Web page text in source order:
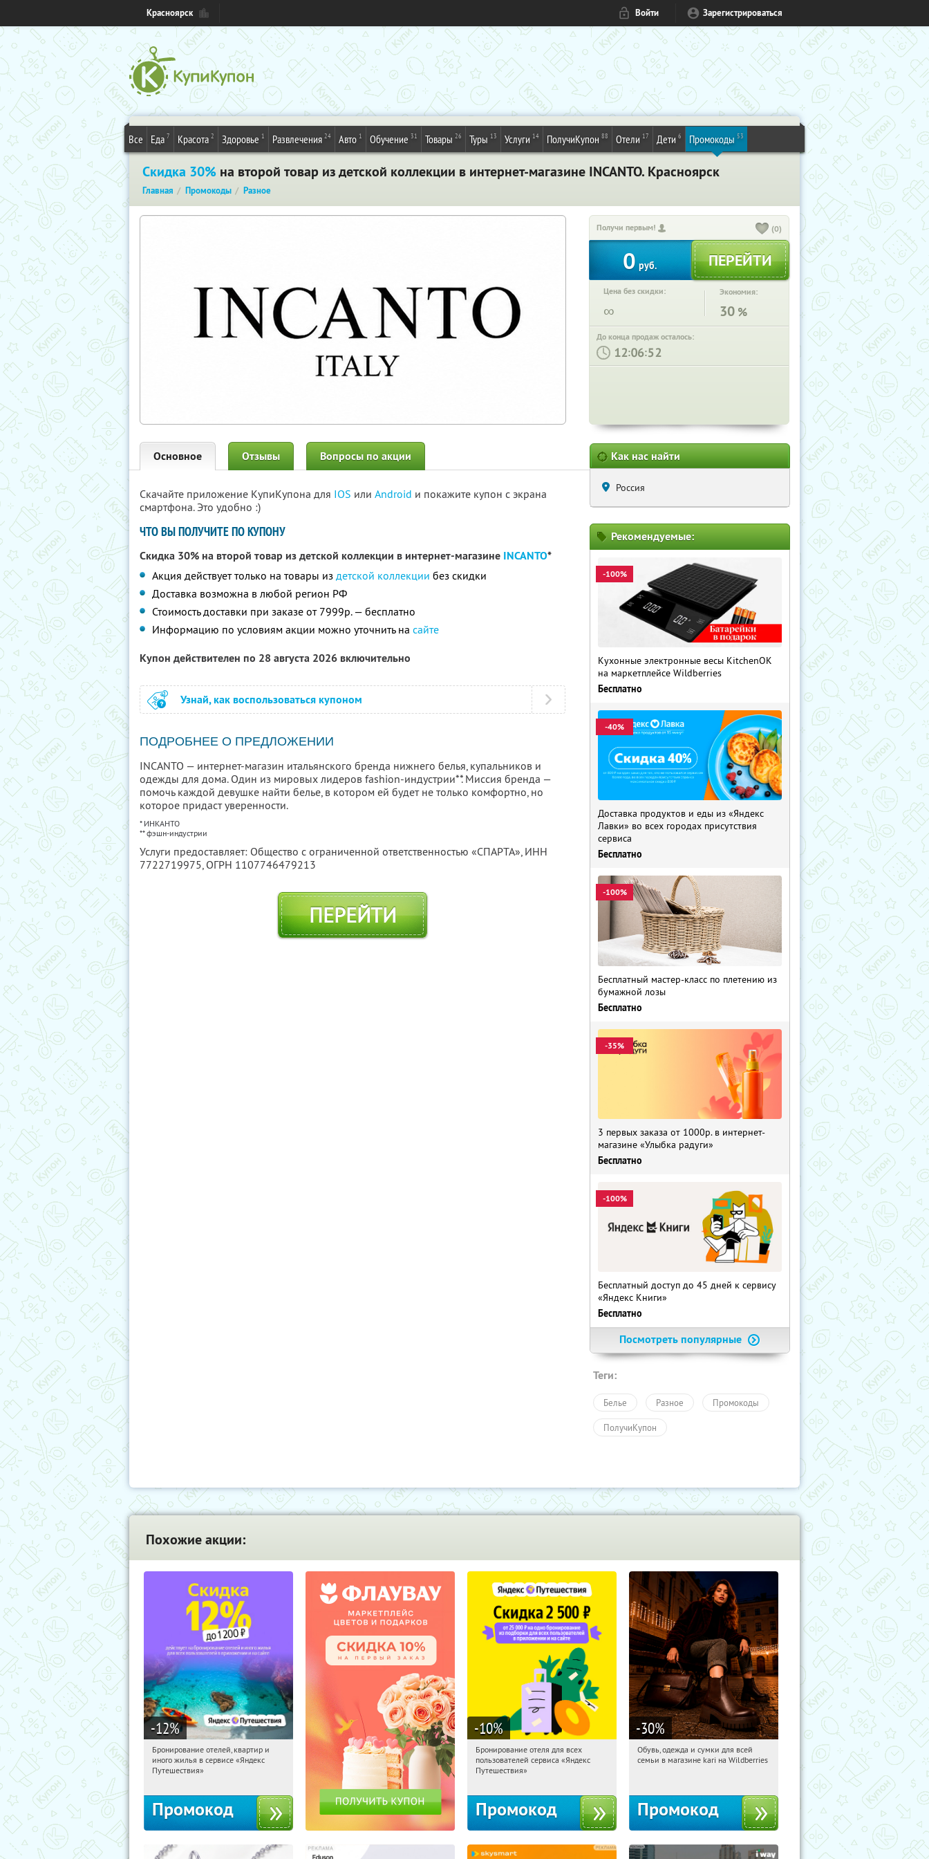
Красноярск Войти Зарегистрироваться
Все Еда 7 Красота 2 Здоровье 1 Развлечения 24 Авто 1 Обучение 31 Товары 26 Туры 13 Услуги 14 ПолучиКупон 88 Отели 17 Дети 6 Промокоды 53
Скидка 30% на второй товар из детской коллекции в интернет-магазине INCANTO. Красноярск
Главная Промокоды Разное
Получи первым! (0)
0 руб.
Цена без скидки:
∞
Экономия:
30 %
До конца продаж осталось:
: :
Основное Отзывы Вопросы по акции
Скачайте приложение КупиКупона для IOS или Android и покажите купон с экрана
смартфона. Это удобно :)
ЧТО ВЫ ПОЛУЧИТЕ ПО КУПОНУ
Скидка 30% на второй товар из детской коллекции в интернет-магазине INCANTO*
Акция действует только на товары из детской коллекции без скидки
Доставка возможна в любой регион РФ
Стоимость доставки при заказе от 7999р. — бесплатно
Информацию по условиям акции можно уточнить на сайте
Купон действителен по 28 августа 2026 включительно
Узнай, как воспользоваться купоном
ПОДРОБНЕЕ О ПРЕДЛОЖЕНИИ
INCANTO — интернет-магазин итальянского бренда нижнего белья, купальников и
одежды для дома. Один из мировых лидеров fashion-индустрии**. Миссия бренда —
помочь каждой девушке найти белье, в котором ей будет не только комфортно, но
которое придаст уверенности.
* ИНКАНТО
** фэшн-индустрии
Услуги предоставляет: Общество с ограниченной ответственностью «СПАРТА», ИНН
7722719975, ОГРН 1107746479213
ПЕРЕЙТИ
Как нас найти
Россия
Рекомендуемые:
-100%
Кухонные электронные весы KitchenOK
на маркетплейсе Wildberries
Бесплатно
-40%
Доставка продуктов и еды из «Яндекс
Лавки» во всех городах присутствия
сервиса
Бесплатно
-100%
Бесплатный мастер-класс по плетению из
бумажной лозы
Бесплатно
-35%
3 первых заказа от 1000р. в интернет-
магазине «Улыбка радуги»
Бесплатно
-100%
Бесплатный доступ до 45 дней к сервису
«Яндекс Книги»
Бесплатно
Посмотреть популярные
Теги:
Белье Разное Промокоды
ПолучиКупон
Похожие акции:
-12%
15:06:47
Получи первым!
Россия
Бронирование отелей, квартир и
иного жилья в сервисе «Яндекс
Путешествия»
Промокод
-10%
15:06:47
Получи первым!
Россия
Бронирование отеля для всех
пользователей сервиса «Яндекс
Путешествия»
Промокод
-30%
15:06:47 Получили:
Обувь, одежда и сумки для всей
семьи в магазине kari на Wildberries
Промокод